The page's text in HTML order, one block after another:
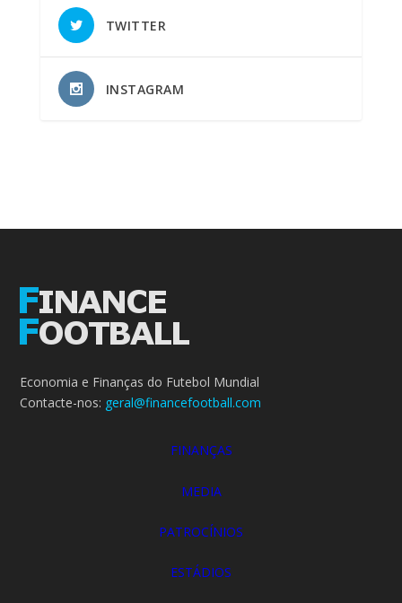
TWITTER
INSTAGRAM
Economia e Finanças do Futebol Mundial
Contacte-nos: geral@financefootball.com
FINANÇAS
MEDIA
PATROCÍNIOS
ESTÁDIOS